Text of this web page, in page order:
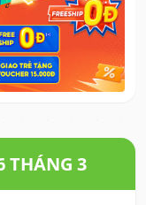
THÁNG 3